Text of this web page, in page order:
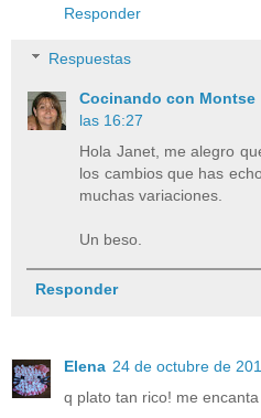
Responder
Respuestas
Cocinando con Montse
las 16:27
Hola Janet, me alegro
los cambios que has
muchas variaciones.
Un beso.
Responder
Elena 24 de octubre de
q plato tan rico! me